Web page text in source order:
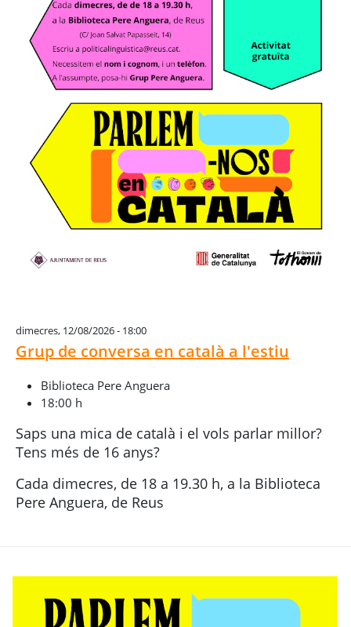
dimecres, 12/08/2026 - 18:00
Grup de conversa en català a l'estiu
Biblioteca Pere Anguera
18:00 h
Saps una mica de català i el vols parlar millor?
Tens més de 16 anys?
Cada dimecres, de 18 a 19.30 h, a la Biblioteca
Pere Anguera, de Reus